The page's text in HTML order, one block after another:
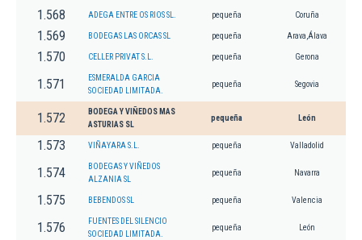
1.568 ADEGA ENTRE OS RIOS SL. pequeña Coruña
1.569 BODEGAS LAS ORCAS SL pequeña Arava,Álava
1.570 CELLER PRIVAT S.L. pequeña Gerona
1.571
ESMERALDA GARCIA
SOCIEDAD LIMITADA.
pequeña Segovia
1.572
BODEGA Y VIÑEDOS MAS
ASTURIAS SL
pequeña León
1.573 VIÑAYARA S.L. pequeña Valladolid
1.574
BODEGAS Y VIÑEDOS
ALZANIA SL
pequeña Navarra
1.575 BEBENDOS SL pequeña Valencia
1.576
FUENTES DEL SILENCIO
SOCIEDAD LIMITADA.
pequeña León